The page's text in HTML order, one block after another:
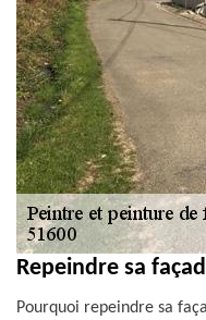
Repeindre sa
Pourquoi repeindre sa